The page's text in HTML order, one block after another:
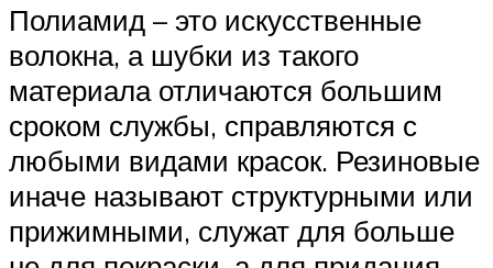
Полиамид – это искусственные
волокна, а шубки из такого
материала отличаются большим
сроком службы, справляются с
любыми видами красок. Резиновые
иначе называют структурными или
прижимными, служат для больше